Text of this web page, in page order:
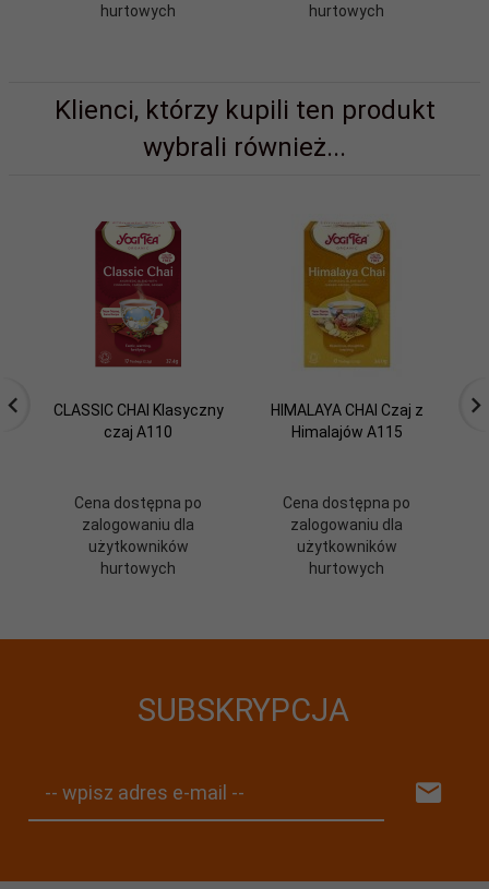
hurtowych
hurtowych
Klienci, którzy kupili ten produkt
wybrali również...
CLASSIC CHAI Klasyczny
czaj A110
Cena dostępna po
zalogowaniu dla
użytkowników
hurtowych
HIMALAYA CHAI Czaj z
Himalajów A115
Cena dostępna po
zalogowaniu dla
użytkowników
hurtowych
SUBSKRYPCJA
-- wpisz adres e-mail --